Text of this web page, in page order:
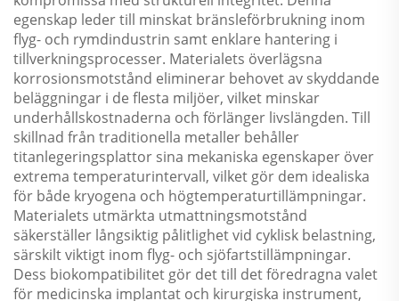
egenskap leder till minskat bränsleförbrukning inom
flyg- och rymdindustrin samt enklare hantering i
tillverkningsprocesser. Materialets överlägsna
korrosionsmotstånd eliminerar behovet av skyddande
beläggningar i de flesta miljöer, vilket minskar
underhållskostnaderna och förlänger livslängden. Till
skillnad från traditionella metaller behåller
titanlegeringsplattor sina mekaniska egenskaper över
extrema temperaturintervall, vilket gör dem idealiska
för både kryogena och högtemperaturtillämpningar.
Materialets utmärkta utmattningsmotstånd
säkerställer långsiktig pålitlighet vid cyklisk belastning,
särskilt viktigt inom flyg- och sjöfartstillämpningar.
Dess biokompatibilitet gör det till det föredragna valet
för medicinska implantat och kirurgiska instrument,